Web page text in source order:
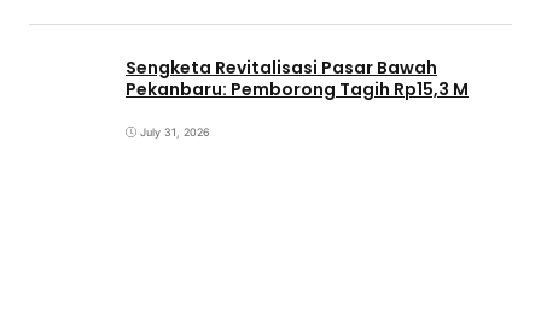
Sengketa Revitalisasi Pasar Bawah
Pekanbaru: Pemborong Tagih Rp15,3 M
July 31, 2026